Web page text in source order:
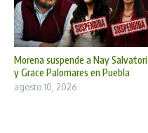
Morena suspende a Nay Salvatori
y Grace Palomares en Puebla
agosto 10, 2026